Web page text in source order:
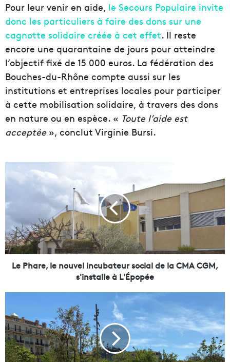
Pour leur venir en aide, le Secours Populaire invite
donc les particuliers à faire des dons sur une
cagnotte solidaire créée à cet effet. Il reste
encore une quarantaine de jours pour atteindre
l’objectif fixé de 15 000 euros. La fédération des
Bouches-du-Rhône compte aussi sur les
institutions et entreprises locales pour participer
à cette mobilisation solidaire, à travers des dons
en nature ou en espèce. « Toute l’aide est
acceptée», conclut Virginie Bursi.
e
h
a
e
,
l
e
l
i
n
Le Phare, le nouvel incubateur social de la CMA CGM,
s'installe à L'Épopée
n
t
r
i